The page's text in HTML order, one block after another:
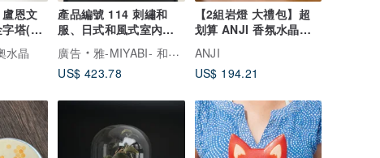
盧恩文
塔(十
水晶
產品編號 114 刺繡和
服、日式和風式室內裝
飾、皇家馬車、流水圖
案、禮物、結婚禮物、
喬遷禮物、長壽禮物、
廣告
雅-MIYABI- 和服藝術裱框
US$ 423.78
【2組岩燈 大禮包】超
划算 ANJI 香氛水晶岩
燈 禮物 招財 生日
ANJI
US$ 194.21